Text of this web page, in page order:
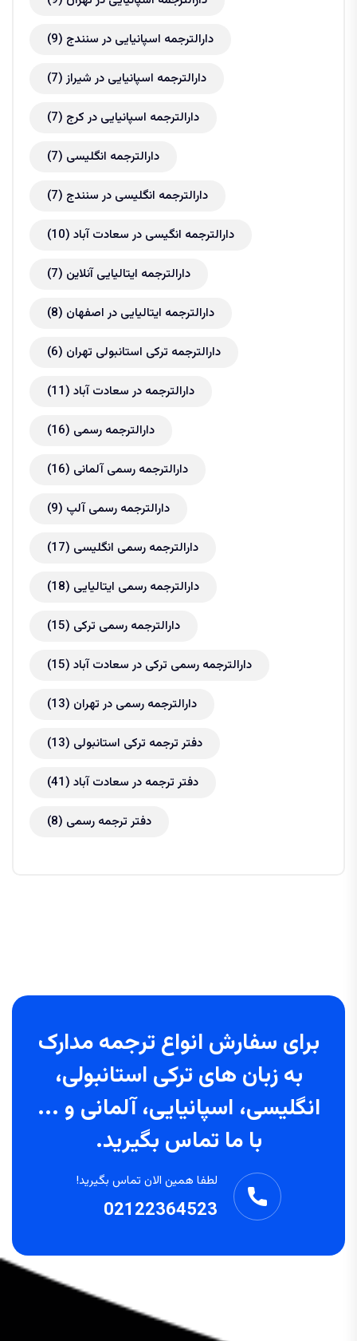
دارالترجمه اسپانیایی در سنندج (9)
دارالترجمه اسپانیایی در شیراز(7)
دارالترجمه اسپانیایی در کرج (7)
دارالترجمه انگلیسی (7)
دارالترجمه انگلیسی در سنندج (7)
دارالترجمه انگیسی در سعادت آباد (10)
دارالترجمه ایتالیایی آنلاین (7)
دارالترجمه ایتالیایی در اصفهان (8)
دارالترجمه ترکی استانبولی تهران (6)
دارالترجمه در سعادت آباد (11)
دارالترجمه رسمی (16)
دارالترجمه رسمی آلمانی (16)
دارالترجمه رسمی آلپ (9)
دارالترجمه رسمی انگلیسی (17)
دارالترجمه رسمی ایتالیایی (18)
دارالترجمه رسمی ترکی (15)
دارالترجمه رسمی ترکی در سعادت آباد (15)
دارالترجمه رسمی در تهران (13)
دفتر ترجمه ترکی استانبولی (13)
دفتر ترجمه در سعادت آباد (41)
دفتر ترجمه رسمی (8)
برای سفارش انواع ترجمه مدارک
به زبان های ترکی استانبولی،
انگلیسی، اسپانیایی، آلمانی و ...
با ما تماس بگیرید.
لطفا همین الان تماس بگیرید!
02122364523